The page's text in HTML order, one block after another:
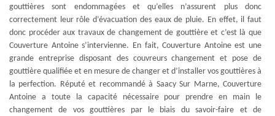
gouttières sont endommagées et qu’elles n’assurent plus donc
correctement leur rôle d’évacuation des eaux de pluie. En effet, il faut
donc procéder aux travaux de changement de gouttière et c’est là que
Couverture Antoine s’intervienne. En fait, Couverture Antoine est une
grande entreprise disposant des couvreurs changement et pose de
gouttière qualifiée et en mesure de changer et d’installer vos gouttières à
la perfection. Réputé et recommandé à Saacy Sur Marne, Couverture
Antoine a toute la capacité nécessaire pour prendre en main le
changement de vos gouttières par le biais du savoir-faire et de